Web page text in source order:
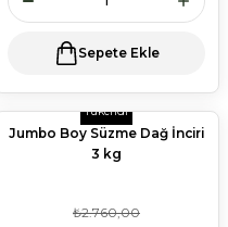
Sepete Ekle
Tükendi
Jumbo Boy Süzme Dağ İnciri
3 kg
₺2.760,00